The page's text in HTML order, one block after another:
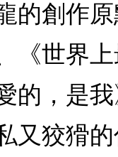
的創作
《世界
的，是
又狡猾